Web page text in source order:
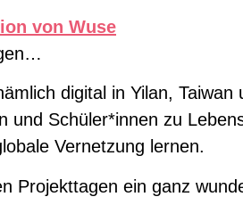
digital in Yilan,
und Schüler*innen zu
Vernetzung lernen.
Projekttagen ein ganz